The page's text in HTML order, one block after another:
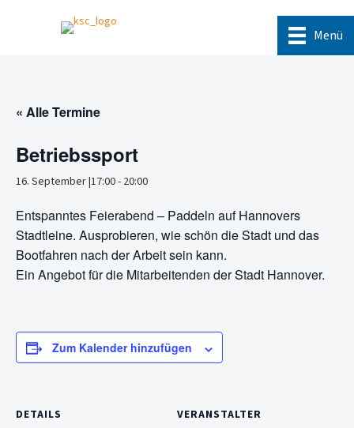
Menü
« Alle Termine
Betriebssport
16. September |17:00- 20:00
Entspanntes Feierabend – Paddeln auf Hannovers
Stadtleine. Ausprobieren, wie schön die Stadt und das
Bootfahren nach der Arbeit sein kann.
Ein Angebot für die Mitarbeitenden der Stadt Hannover.
Zum Kalender hinzufügen
DETAILS
VERANSTALTER